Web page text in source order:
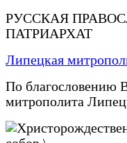
РУССКАЯ
ПАТРИАРХАТ
Липецкая
По благословению
митрополита